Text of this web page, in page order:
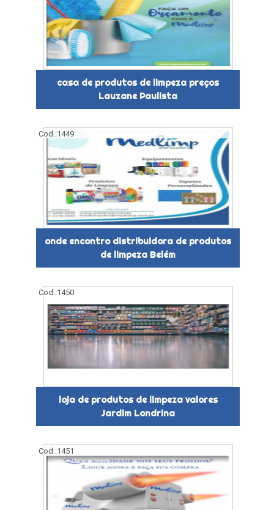
casa de produtos de limpeza preços
Lauzane Paulista
Cod.:1449
onde encontro distribuidora de produtos
de limpeza Belém
Cod.:1450
loja de produtos de limpeza valores
Jardim Londrina
Cod.:1451